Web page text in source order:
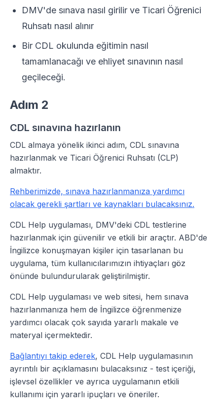
DMV'de sınava nasıl girilir ve Ticari Öğrenici
Ruhsatı nasıl alınır
Bir CDL okulunda eğitimin nasıl
tamamlanacağı ve ehliyet sınavının nasıl
geçileceği.
Adım 2
CDL sınavına hazırlanın
CDL almaya yönelik ikinci adım, CDL sınavına
hazırlanmak ve Ticari Öğrenici Ruhsatı (CLP)
almaktır.
Rehberimizde, sınava hazırlanmanıza yardımcı
olacak gerekli şartları ve kaynakları bulacaksınız.
CDL Help uygulaması, DMV'deki CDL testlerine
hazırlanmak için güvenilir ve etkili bir araçtır. ABD'de
İngilizce konuşmayan kişiler için tasarlanan bu
uygulama, tüm kullanıcılarımızın ihtiyaçları göz
önünde bulundurularak geliştirilmiştir.
CDL Help uygulaması ve web sitesi, hem sınava
hazırlanmanıza hem de İngilizce öğrenmenize
yardımcı olacak çok sayıda yararlı makale ve
materyal içermektedir.
Bağlantıyı takip ederek, CDL Help uygulamasının
ayrıntılı bir açıklamasını bulacaksınız - test içeriği,
işlevsel özellikler ve ayrıca uygulamanın etkili
kullanımı için yararlı ipuçları ve öneriler.